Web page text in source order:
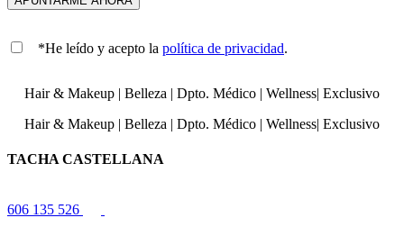
*He leído y acepto la política de privacidad.
Hair & Makeup | Belleza | Dpto. Médico | Wellness| Exclusivo
Hair & Makeup | Belleza | Dpto. Médico | Wellness| Exclusivo
TACHA CASTELLANA
606 135 526